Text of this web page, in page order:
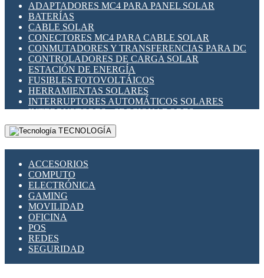
ADAPTADORES MC4 PARA PANEL SOLAR
BATERÍAS
CABLE SOLAR
CONECTORES MC4 PARA CABLE SOLAR
CONMUTADORES Y TRANSFERENCIAS PARA DC
CONTROLADORES DE CARGA SOLAR
ESTACIÓN DE ENERGÍA
FUSIBLES FOTOVOLTÁICOS
HERRAMIENTAS SOLARES
INTERRUPTORES AUTOMÁTICOS SOLARES
INTERRUPTORES - SECCIONADORES
FOTOVOLTÁICOS
MONTAJE PANEL SOLAR
SUPRESOR DE TRANSIENTES SPDS PARA
APLICACIONES FOTOVOLTAICAS
TECNOLOGÍA
ACCESORIOS
COMPUTO
ELECTRÓNICA
GAMING
MOVILIDAD
OFICINA
POS
REDES
SEGURIDAD